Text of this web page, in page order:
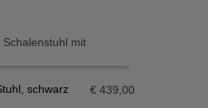
schwarz
€ 439,00